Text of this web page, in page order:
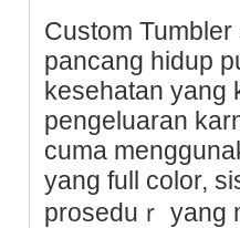
Custom
pancang hidup
kesehatan yang
pengeluaran
cuma
yang full color,
proseduｒ yang